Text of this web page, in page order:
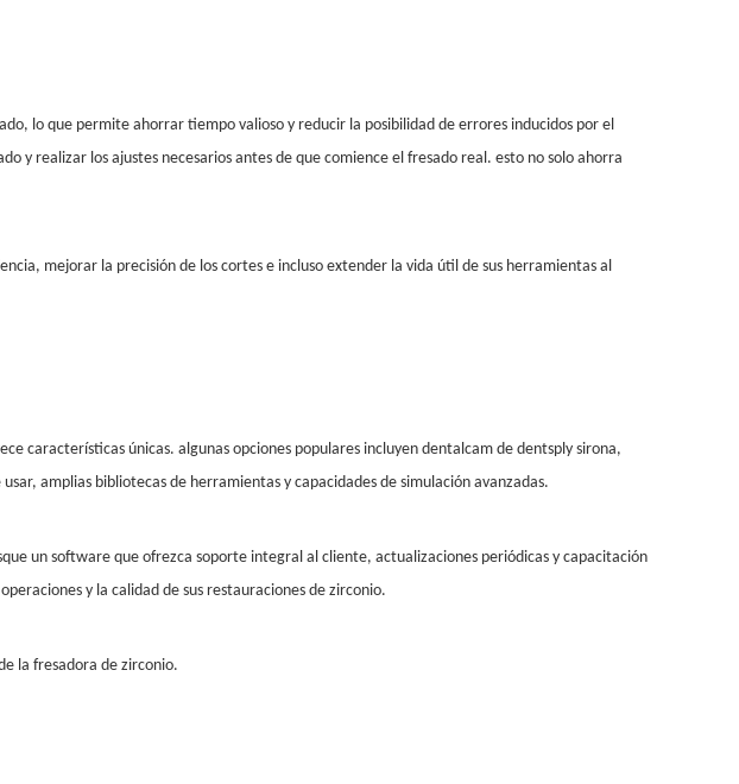
lo que permite ahorrar tiempo valioso y reducir la posibilidad de errores inducidos por el
y realizar los ajustes necesarios antes de que comience el fresado real. esto no solo ahorra
mejorar la precisión de los cortes e incluso extender la vida útil de sus herramientas al
características únicas. algunas opciones populares incluyen dentalcam de dentsply sirona,
amplias bibliotecas de herramientas y capacidades de simulación avanzadas.
un software que ofrezca soporte integral al cliente, actualizaciones periódicas y capacitación
y la calidad de sus restauraciones de zirconio.
la fresadora de zirconio.